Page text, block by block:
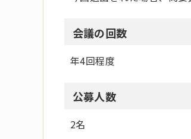
会議の回数
年4回程度
公募人数
2名